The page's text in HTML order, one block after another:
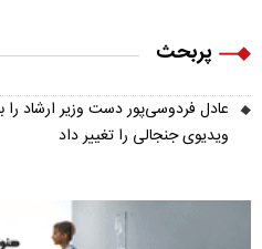
پربحث
عادل فردوسی‌پور دست وزیر ارشاد
ویدیوی جنجالی را تغییر داد